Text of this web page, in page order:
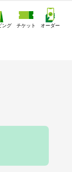
ング チケット オーダー